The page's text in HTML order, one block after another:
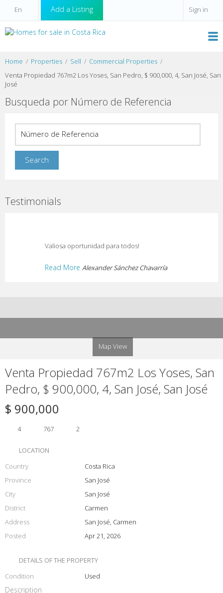
Add a Listing Sign in
Home Properties Sell
Commercial Properties
Venta Propiedad 767m2 Los Yoses, San Pedro, $ 900,000, 4, San José, San
José
Busqueda por Número de Referencia
Testimonials
Valiosa oportunidad para todos!
Read More Alexander Sánchez Chavarría
Map View
Venta Propiedad 767m2 Los Yoses, San
Pedro, $ 900,000, 4, San José, San José
$ 900,000
4 767 2
LOCATION
Country
Costa Rica
Province
San José
City
San José
District
Carmen
Address
San José, Carmen
Posted
Apr 21, 2026
DETAILS OF THE PROPERTY
Condition
Used
Description